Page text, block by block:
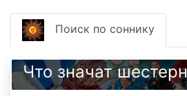
Поиск по соннику
Что значат